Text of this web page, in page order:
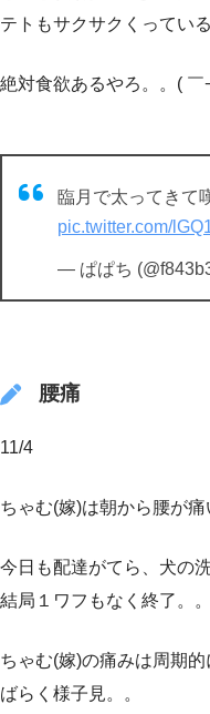
テトもサクサクくっている
絶対食欲あるやろ。。( ￣
臨月で太ってきて
pic.twitter.com/
— ぱぱち
腰痛
11/4
ちゃむ(嫁)は朝から腰が痛
今日も配達がてら、犬の
結局１ワフもなく終了。。
ちゃむ(嫁)の痛みは周期
ばらく様子見。。